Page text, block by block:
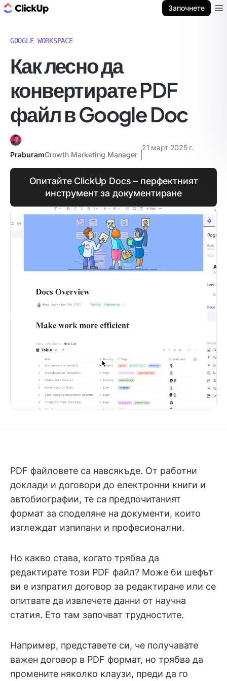
Започнете
GOOGLE WORKSPACE
Как лесно да
конвертирате PDF
файл в Google Doc
PraburamGrowth Marketing Manager
21 март 2025 г.
Опитайте ClickUp Docs – перфектният
инструмент за документиране
PDF файловете са навсякъде. От работни
доклади и договори до електронни книги и
автобиографии, те са предпочитаният
формат за споделяне на документи, които
изглеждат изпипани и професионални.
Но какво става, когато трябва да
редактирате този PDF файл? Може би шефът
ви е изпратил договор за редактиране или се
опитвате да извлечете данни от научна
статия. Ето там започват трудностите.
Например, представете си, че получавате
важен договор в PDF формат, но трябва да
промените няколко клаузи, преди да го